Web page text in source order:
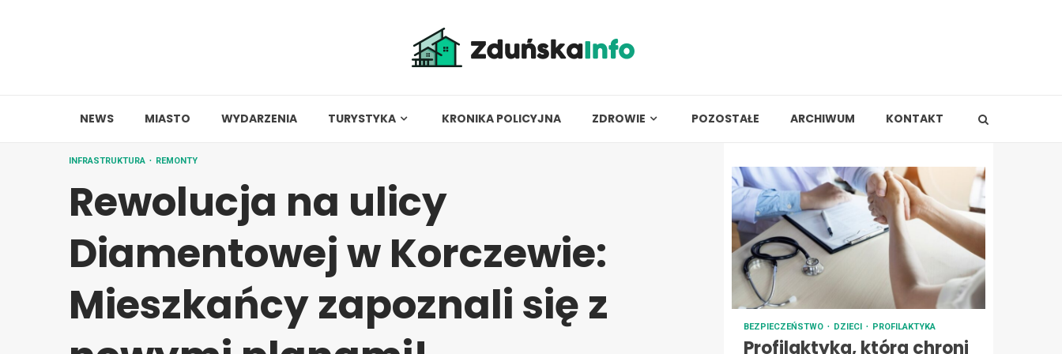
NEWS MIASTO WYDARZENIA TURYSTYKA KRONIKA POLICYJNA ZDROWIE POZOSTAŁE ARCHIWUM KONTAKT
INFRASTRUKTURA REMONTY
Rewolucja na ulicy
Diamentowej w Korczewie:
Mieszkańcy zapoznali się z
BEZPIECZEŃSTWO DZIECI PROFILAKTYKA
Profilaktyka, która chroni